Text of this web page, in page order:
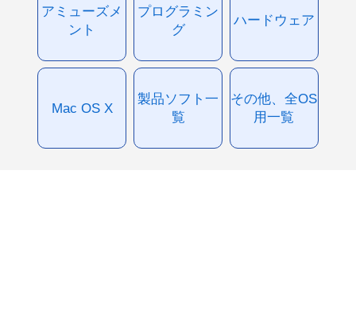
アミューズメ
ント
プログラミン
グ
ハードウェア
Mac OS X
製品ソフト一
覧
その他、全OS
用一覧